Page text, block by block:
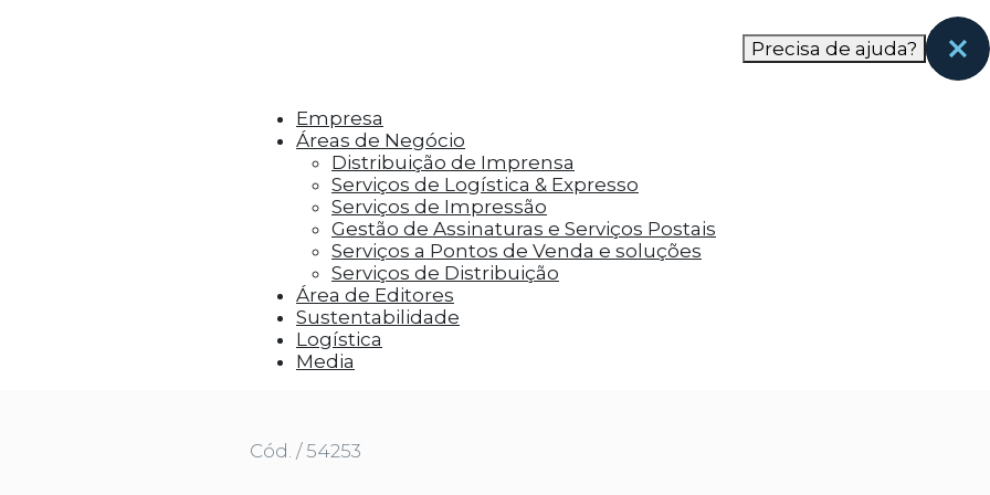
aos visitantes anúncios personalizados com base nas páginas que eles visitaram antes e analisar a
Precisa de ajuda?
Empresa
Áreas de Negócio
Distribuição de Imprensa
Serviços de Logística & Expresso
Serviços de Impressão
Gestão de Assinaturas e Serviços Postais
Serviços a Pontos de Venda e soluções
Serviços de Distribuição
Área de Editores
Sustentabilidade
Logística
Media
Cód. / 54253